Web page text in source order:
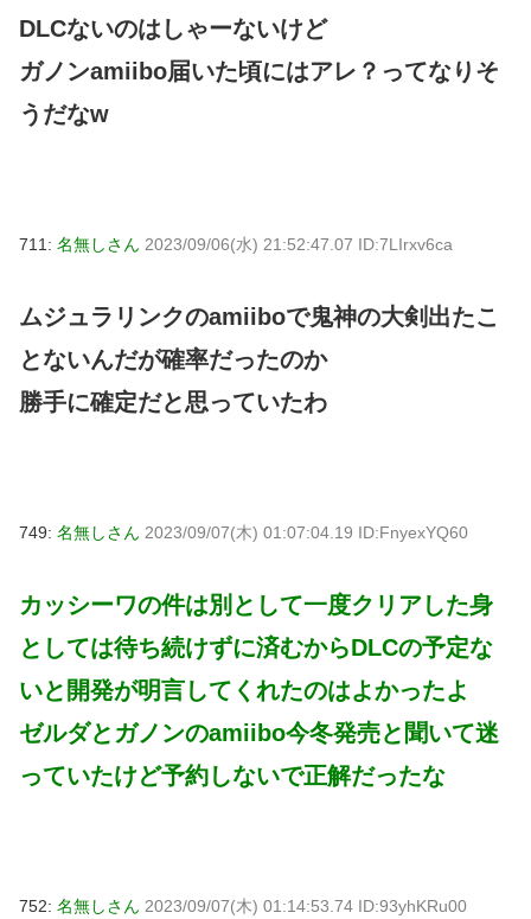
DLCないのはしゃーないけど
ガノンamiibo届いた頃にはアレ？ってなりそ
うだなw
711: 名無しさん 2023/09/06(水) 21:52:47.07 ID:7LIrxv6ca
ムジュラリンクのamiiboで鬼神の大剣出たこ
とないんだが確率だったのか
勝手に確定だと思っていたわ
749: 名無しさん 2023/09/07(木) 01:07:04.19 ID:FnyexYQ60
カッシーワの件は別として一度クリアした身
としては待ち続けずに済むからDLCの予定な
いと開発が明言してくれたのはよかったよ
ゼルダとガノンのamiibo今冬発売と聞いて迷
っていたけど予約しないで正解だったな
752: 名無しさん 2023/09/07(木) 01:14:53.74 ID:93yhKRu00